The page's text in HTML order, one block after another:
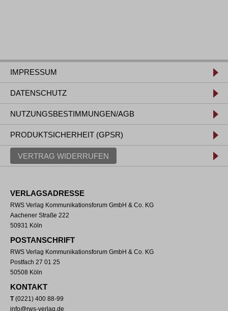
IMPRESSUM
DATENSCHUTZ
NUTZUNGSBESTIMMUNGEN/AGB
PRODUKTSICHERHEIT (GPSR)
VERTRAG WIDERRUFEN
VERLAGSADRESSE
RWS Verlag Kommunikationsforum GmbH & Co. KG
Aachener Straße 222
50931 Köln
POSTANSCHRIFT
RWS Verlag Kommunikationsforum GmbH & Co. KG
Postfach 27 01 25
50508 Köln
KONTAKT
T(0221) 400 88-99
info@rws-verlag.de